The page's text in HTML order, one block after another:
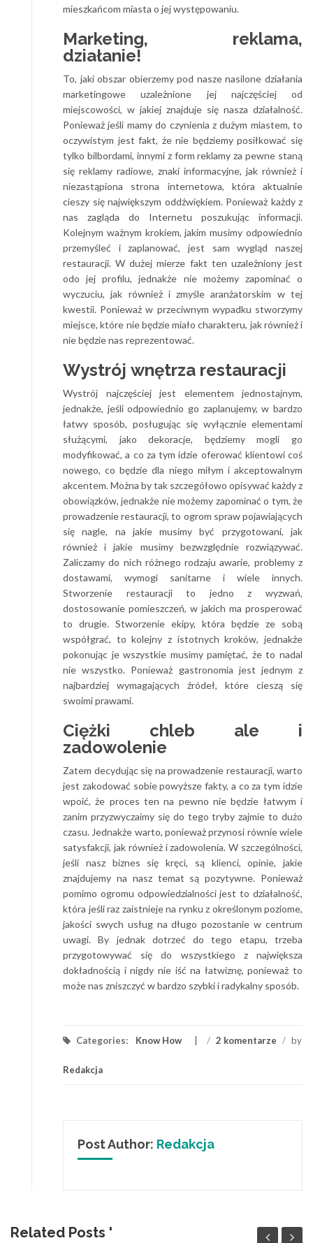
mieszkańcom miasta o jej występowaniu.
Marketing, reklama,
działanie!
To, jaki obszar obierzemy pod nasze nasilone działania
marketingowe uzależnione jej najczęściej od
miejscowości, w jakiej znajduje się nasza działalność.
Ponieważ jeśli mamy do czynienia z dużym miastem, to
oczywistym jest fakt, że nie będziemy posiłkować się
tylko bilbordami, innymi z form reklamy za pewne staną
się reklamy radiowe, znaki informacyjne, jak również i
niezastąpiona strona internetowa, która aktualnie
cieszy się największym oddźwiękiem. Ponieważ każdy z
nas zagląda do Internetu poszukując informacji.
Kolejnym ważnym krokiem, jakim musimy odpowiednio
przemyśleć i zaplanować, jest sam wygląd naszej
restauracji. W dużej mierze fakt ten uzależniony jest
odo jej profilu, jednakże nie możemy zapominać o
wyczuciu, jak również i zmyśle aranżatorskim w tej
kwestii. Ponieważ w przeciwnym wypadku stworzymy
miejsce, które nie będzie miało charakteru, jak również i
nie będzie nas reprezentować.
Wystrój wnętrza restauracji
Wystrój najczęściej jest elementem jednostajnym,
jednakże, jeśli odpowiednio go zaplanujemy, w bardzo
łatwy sposób, posługując się wyłącznie elementami
służącymi, jako dekoracje, będziemy mogli go
modyfikować, a co za tym idzie oferować klientowi coś
nowego, co będzie dla niego miłym i akceptowalnym
akcentem. Można by tak szczegółowo opisywać każdy z
obowiązków, jednakże nie możemy zapominać o tym, że
prowadzenie restauracji, to ogrom spraw pojawiających
się nagle, na jakie musimy być przygotowani, jak
również i jakie musimy bezwzględnie rozwiązywać.
Zaliczamy do nich różnego rodzaju awarie, problemy z
dostawami, wymogi sanitarne i wiele innych.
Stworzenie restauracji to jedno z wyzwań,
dostosowanie pomieszczeń, w jakich ma prosperować
to drugie. Stworzenie ekipy, która będzie ze sobą
współgrać, to kolejny z istotnych kroków, jednakże
pokonując je wszystkie musimy pamiętać, że to nadal
nie wszystko. Ponieważ gastronomia jest jednym z
najbardziej wymagających źródeł, które cieszą się
swoimi prawami.
Ciężki chleb ale i
zadowolenie
Zatem decydując się na prowadzenie restauracji, warto
jest zakodować sobie powyższe fakty, a co za tym idzie
wpoić, że proces ten na pewno nie będzie łatwym i
zanim przyzwyczaimy się do tego tryby zajmie to dużo
czasu. Jednakże warto, ponieważ przynosi równie wiele
satysfakcji, jak również i zadowolenia. W szczególności,
jeśli nasz biznes się kręci, są klienci, opinie, jakie
znajdujemy na nasz temat są pozytywne. Ponieważ
pomimo ogromu odpowiedzialności jest to działalność,
która jeśli raz zaistnieje na rynku z określonym poziome,
jakości swych usług na długo pozostanie w centrum
uwagi. By jednak dotrzeć do tego etapu, trzeba
przygotowywać się do wszystkiego z największa
dokładnością i nigdy nie iść na łatwiznę, ponieważ to
może nas zniszczyć w bardzo szybki i radykalny sposób.
Categories: Know How / 2 komentarze / by
Redakcja
Post Author: Redakcja
Related Posts '